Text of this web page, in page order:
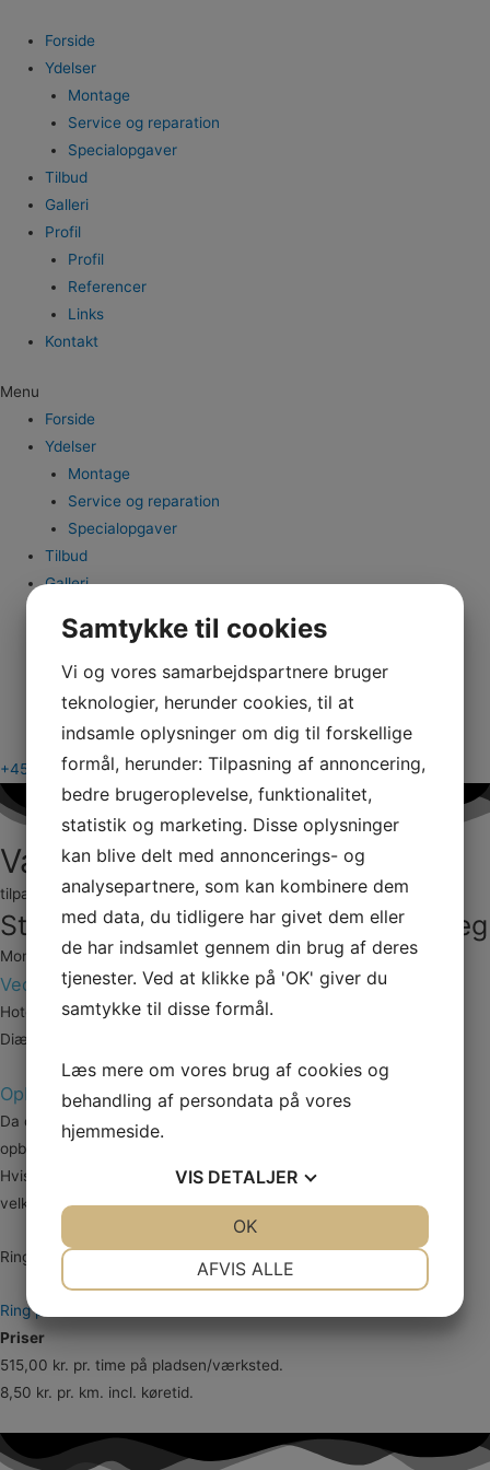
Forside
Ydelser
Montage
Service og reparation
Specialopgaver
Tilbud
Galleri
Profil
Profil
Referencer
Links
Kontakt
Menu
Forside
Ydelser
Montage
Service og reparation
Specialopgaver
Tilbud
Galleri
Profil
Referencer
Links
+45 97 37 32 00
Vandrensningsanlæg pris
tilpasset dine behov
Stærkt tilbud på vandrensningsanlæg
Montering
Ved længerevarende opgaver:
Hotel eller jeres anvisning for overnatning.
Diæt efter tariffen.
Opbygning af PP- og PE-tanke
Da det ikke altid kan lade sig gøre at montere en færdig PP-tank,
opbygger jeg dem selv på pladsen.
Hvis du har interesse i vandrensningsanlæg pris tilbud, er du
velkommen til at kontakte mig.
Ring altid gerne efter et tilbud tilpasset dine behov!
Ring på 97 37 32 00
Priser
515,00 kr. pr. time på pladsen/værksted.
8,50 kr. pr. km. incl. køretid.
Samtykke til cookies
Vi og vores samarbejdspartnere bruger
teknologier, herunder cookies, til at
indsamle oplysninger om dig til forskellige
formål, herunder: Tilpasning af annoncering,
bedre brugeroplevelse, funktionalitet,
statistik og marketing. Disse oplysninger
kan blive delt med annoncerings- og
analysepartnere, som kan kombinere dem
med data, du tidligere har givet dem eller
de har indsamlet gennem din brug af deres
tjenester. Ved at klikke på 'OK' giver du
samtykke til disse formål.
Læs mere om vores brug af cookies og
behandling af persondata på vores
hjemmeside.
VIS DETALJER
AFVIS ALLE
OK